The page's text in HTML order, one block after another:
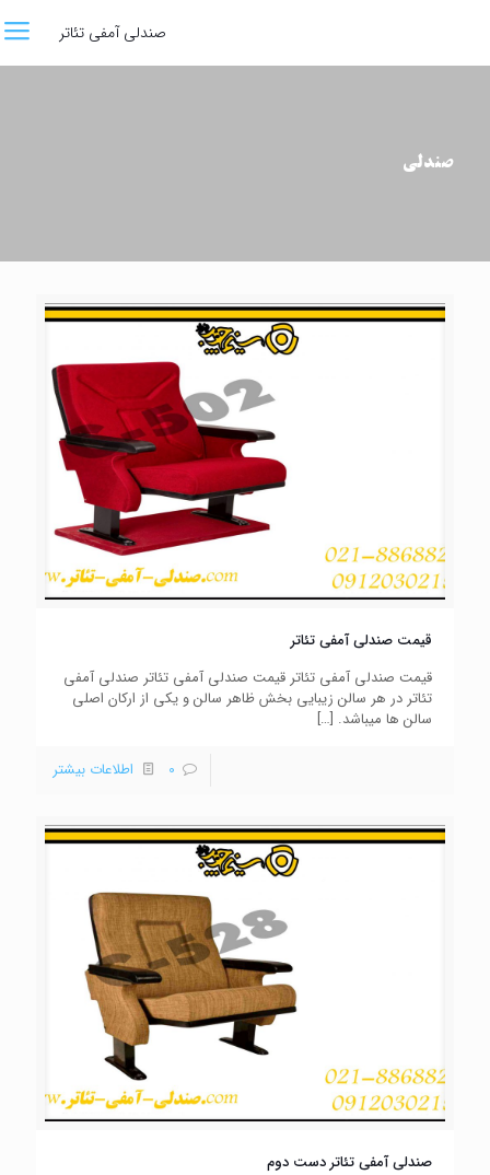
صندلی آمفی تئاتر
صندلی
قیمت صندلی آمفی تئاتر
قیمت صندلی آمفی تئاتر قیمت صندلی آمفی تئاتر صندلی آمفی
تئاتر در هر سالن زیبایی بخش ظاهر سالن و یکی از ارکان اصلی
سالن ها میباشد. […]
0 اطلاعات بیشتر
صندلی آمفی تئاتر دست دوم